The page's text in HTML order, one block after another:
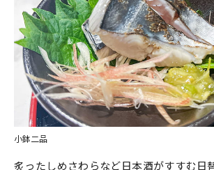
小鉢二品
炙ったしめさわらなど日本酒がすすむ日